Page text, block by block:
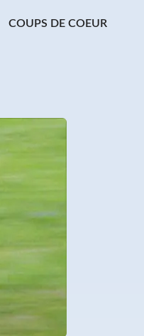
COUPS DE COEUR